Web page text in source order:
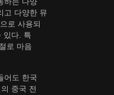
고 다양한 뮤
로 사용되
있다. 특
로 마음
어도 한국
중국 전